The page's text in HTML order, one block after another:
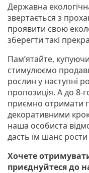
Державна
звертається з
проявити свою
зберегти такі
Пам’ятайте,
стимулюємо
рослин у наступні
пропозиція. А до 8-
приємно отримати
декоративними
наша особиста
дасть їм шанс рости
Хочете
приєднуйтеся до